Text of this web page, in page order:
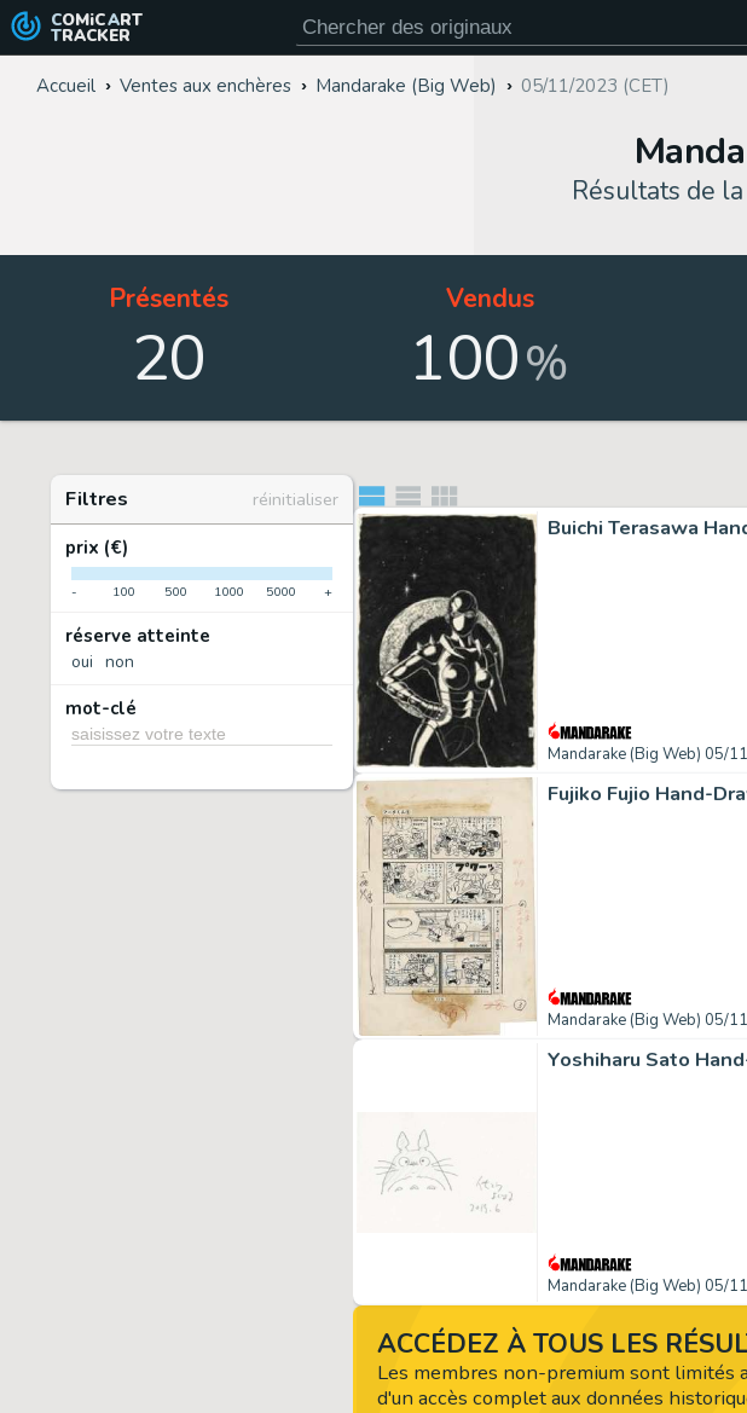
COMiC ART
TRACKER
Accueil Ventes aux enchères Mandarake (Big Web) 05/11/2023 (CET)
Résultats de
Présentés
20
Vendus
100%
Filtres
réinitialiser
prix (€)
- 100 500 1000 5000 +
réserve atteinte
oui non
mot-clé
Buichi Terasawa
Mandarake (Big Web) 05/
Fujiko Fujio Hand-
Mandarake (Big Web) 05/
Yoshiharu Sato
Mandarake (Big Web) 05/
ACCÉDEZ À TOUS LES
Les membres non-premium sont limités
d'un accès complet aux données